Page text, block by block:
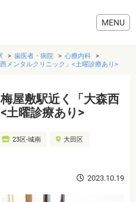
歯医者・病院
心療内科
メンタルクリニック」<土曜診療あり>
屋敷駅近く「大森西
土曜診療あり>
23区-城南 大田区
2023.10.19